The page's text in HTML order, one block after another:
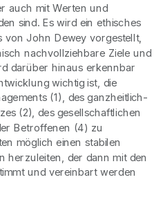
auch mit Werten und
sind. Es wird ein ethisches
von John Dewey vorgestellt,
nachvollziehbare Ziele und
darüber hinaus erkennbar
wichtig ist, die
(1), des ganzheitlich-
(2), des gesellschaftlichen
Betroffenen (4) zu
möglich einen stabilen
herzuleiten, der dann mit den
und vereinbart werden